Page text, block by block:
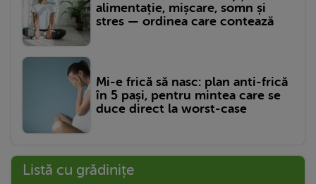
alimentație, mișcare, somn și
stres — ordinea care contează
Mi-e frică să nasc: plan anti-frică
în 5 pași, pentru mintea care se
duce direct la worst-case
Listă cu grădinițe